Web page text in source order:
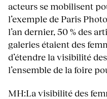
acteurs se mobilisent
l’exemple de Paris
l’an dernier, 50 % des
galeries étaient des
d’étendre la visibilité
l’ensemble de la foire
MH:La visibilité des